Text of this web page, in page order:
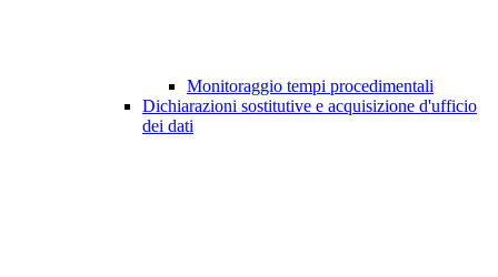
Monitoraggio tempi procedimentali
Dichiarazioni sostitutive e acquisizione d'ufficio
dei dati